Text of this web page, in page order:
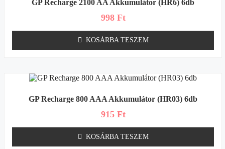
GP Recharge 2100 AA Akkumulátor (HR6) 6db
998 Ft
KOSÁRBA TESZEM
GP Recharge 800 AAA Akkumulátor (HR03) 6db
915 Ft
KOSÁRBA TESZEM